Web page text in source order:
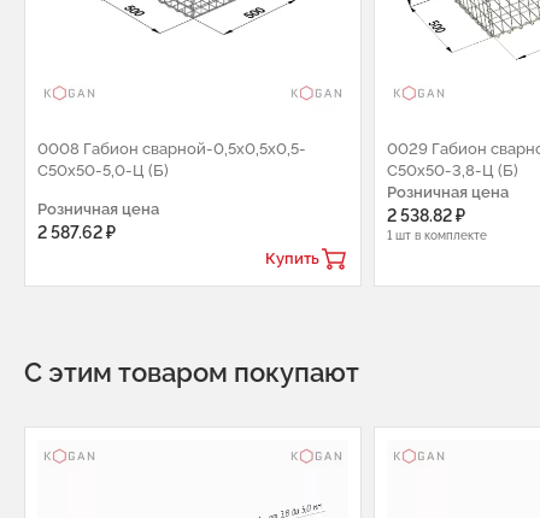
0008 Габион сварной-0,5х0,5х0,5-
С50х50-5,0-Ц (Б)
Розничная цена
2 587.62 ₽
Купить
0029 Габион
С50х50-3,8-Ц (Б)
Розничная цена
2 538.82 ₽
1 шт в комплекте
С этим товаром покупают